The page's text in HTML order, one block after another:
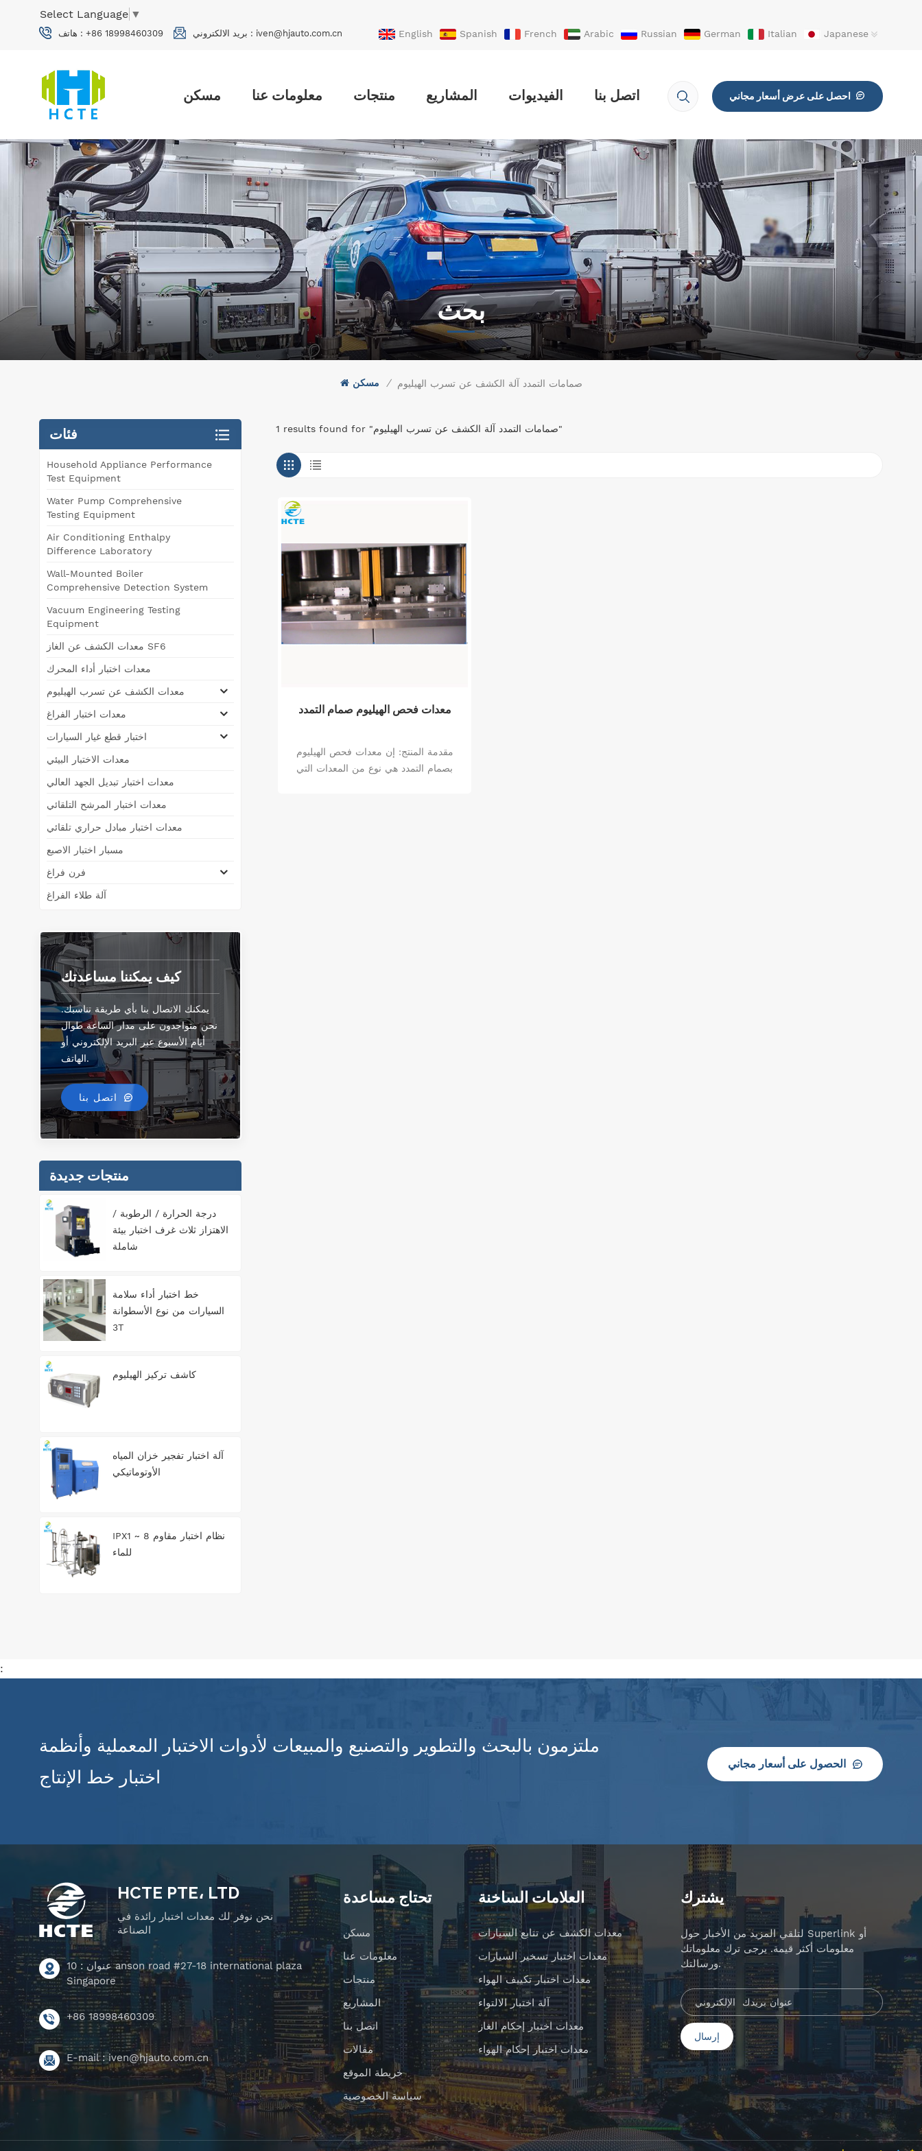
Select Language ▼
هاتف : +86 18998460309 بريد الالكتروني : iven@hjauto.com.cn English Spanish French Arabic Russian German Italian
Japanese
احصل على عرض أسعار مجاني مسكن معلومات عنا منتجات المشاريع الفيديوات اتصل بنا
بحث
مسكن / صمامات التمدد آلة الكشف عن تسرب الهيليوم
1 results found for "صمامات التمدد آلة الكشف عن تسرب الهيليوم"
معدات فحص الهيليوم صمام التمدد
مقدمة المنتج: إن معدات فحص الهيليوم
بصمام التمدد هي نوع من المعدات التي
فئات
Household Appliance Performance
Test Equipment
Water Pump Comprehensive
Testing Equipment
Air Conditioning Enthalpy
Difference Laboratory
Wall-Mounted Boiler
Comprehensive Detection System
Vacuum Engineering Testing
Equipment
معدات الكشف عن الغاز SF6
معدات اختبار أداء المحرك
معدات الكشف عن تسرب الهيليوم
معدات اختبار الفراغ
اختبار قطع غيار السيارات
معدات الاختبار البيئي
معدات اختبار تبديل الجهد العالي
معدات اختبار المرشح التلقائي
معدات اختبار مبادل حراري تلقائي
مسبار اختبار الاصبع
فرن فراغ
آلة طلاء الفراغ
كيف يمكننا مساعدتك
يمكنك الاتصال بنا بأي طريقة تناسبك.
نحن متواجدون على مدار الساعة طوال
أيام الأسبوع عبر البريد الإلكتروني أو
الهاتف.
اتصل بنا
منتجات جديدة
درجة الحرارة / الرطوبة /
الاهتزاز ثلاث غرف اختبار بيئة
شاملة
خط اختبار أداء سلامة
السيارات من نوع الأسطوانة
3T
كاشف تركيز الهيليوم
آلة اختبار تفجير خزان المياه
الأوتوماتيكي
IPX1 ~ 8 نظام اختبار مقاوم
للماء
:
ملتزمون بالبحث والتطوير والتصنيع والمبيعات لأدوات الاختبار المعملية وأنظمة
اختبار خط الإنتاج
الحصول على أسعار مجاني
HCTE PTE، LTD
نحن نوفر لك معدات اختبار رائدة في
الصناعة
عنوان : 10 anson road #27-18 international plaza
Singapore
+86 18998460309
E-mail :iven@hjauto.com.cn
يشترك
لتلقي المزيد من الأخبار حول Superlink أو
معلومات أكثر قيمة. يرجى ترك معلوماتك
ورسالتك.
تحتاج مساعدة
مسكن
معلومات عنا
منتجات
المشاريع
اتصل بنا
مقالات
خريطة الموقع
سياسة الخصوصية
العلامات الساخنة
معدات الكشف عن تتابع السيارات
معدات اختبار تسخير السيارات
معدات اختبار تكييف الهواء
آلة اختبار الالتواء
معدات اختبار إحكام الغاز
معدات اختبار إحكام الهواء